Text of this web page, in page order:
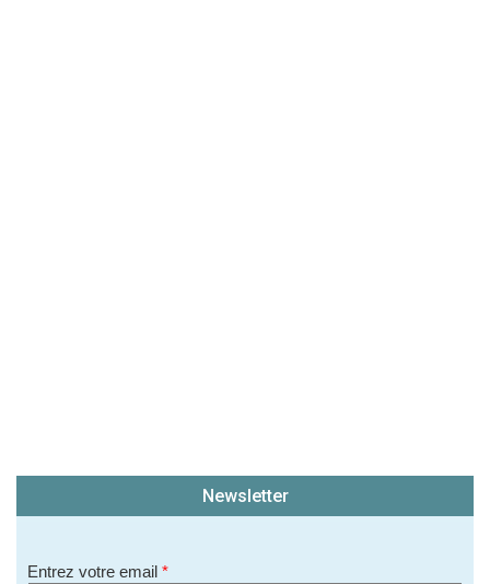
Newsletter
Entrez votre email *